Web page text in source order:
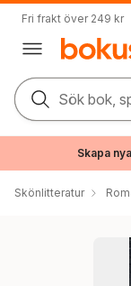
Fri frakt över 249 kr
Sök bok,
Skapa
Skönlitteratur